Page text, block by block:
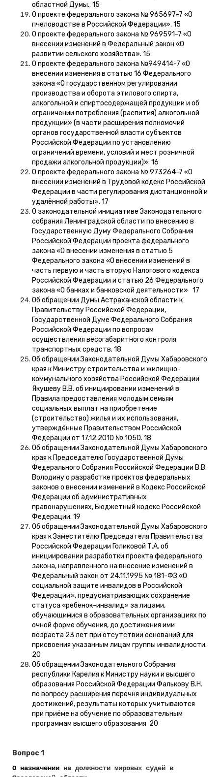
областной Думы.. 15
О проекте федерального закона № 965697-7 «О
пчеловодстве в Российской Федерации». 15
О проекте федерального закона № 969591-7 «О
внесении изменений в Федеральный закон «О
развитии сельского хозяйства». 15
О проекте федерального закона №949414-7 «О
внесении изменения в статью 16 Федерального
закона «О государственном регулировании
производства и оборота этилового спирта,
алкогольной и спиртосодержащей продукции и об
ограничении потребления (распития) алкогольной
продукции» (в части расширения полномочий
органов государственной власти субъектов
Российской Федерации по установлению
ограничений времени, условий и мест розничной
продажи алкогольной продукции)». 16
О проекте федерального закона № 973264-7 «О
внесении изменений в Трудовой кодекс Российской
Федерации в части регулирования дистанционной и
удалённой работы». 17
О законодательной инициативе Законодательного
собрания Ленинградской области по внесению в
Государственную Думу Федерального Собрания
Российской Федерации проекта федерального
закона «О внесении изменения в статью 5
Федерального закона «О внесении изменений в
часть первую и часть вторую Налогового кодекса
Российской Федерации и статью 26 Федерального
закона «О банках и банковской деятельности» 17
Об обращении Думы Астраханской области к
Правительству Российской Федерации,
Государственной Думе Федерального Собрания
Российской Федерации по вопросам
осуществления весогабаритного контроля
транспортных средств. 18
Об обращении Законодательной Думы Хабаровского
края к Министру строительства и жилищно-
коммунального хозяйства Российской Федерации
Якушеву В.В. об инициировании изменений в
Правила предоставления молодым семьям
социальных выплат на приобретение
(строительство) жилья и их использования,
утверждённые Правительством Российской
Федерации от 17.12.2010 № 1050. 18
Об обращении Законодательной Думы Хабаровского
края к Председателю Государственной Думы
Федерального Собрания Российской Федерации В.В.
Володину о разработке проектов федеральных
законов о внесении изменений в Кодекс Российской
Федерации об административных
правонарушениях, Бюджетный кодекс Российской
Федерации. 19
Об обращении Законодательной Думы Хабаровского
края к Заместителю Председателя Правительства
Российской Федерации Голиковой Т.А. об
инициировании разработки проекта федерального
закона, направленного на внесение изменений в
Федеральный закон от 24.11.1995 № 181-ФЗ «О
социальной защите инвалидов в Российской
Федерации», предусматривающих сохранение
статуса «ребенок-инвалид» за лицами,
обучающимися в образовательных организациях по
очной форме обучения, до достижения ими
возраста 23 лет при отсутствии оснований для
присвоения указанным лицам группы инвалидности.
20
Об обращении Законодательного Собрания
республики Карелия к Министру науки и высшего
образования Российской Федерации Фалькову В.Н.
по вопросу расширения перечня индивидуальных
достижений, результаты которых учитываются
при приёме на обучение по образовательным
программам высшего образования 20
Вопрос 1
О назначении на должности мировых судей в